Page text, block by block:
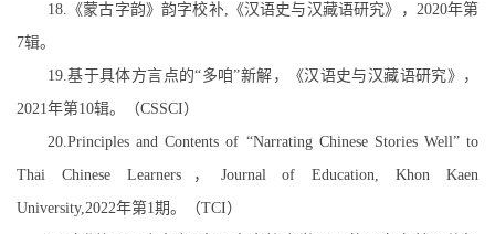
18. 《蒙古字韵》韵字校补, 《汉语史与汉藏语研究》， 2020年第
7辑。
19.基于具体方言点的“多咱”新解 ，《汉语史与汉藏语研究》，
2021年第10辑。（CSSCI）
20.Principles and Contents of “Narrating Chinese Stories Well” to
Thai Chinese Learners， Journal of Education, Khon Kaen
University,2022年第1期。（TCI）